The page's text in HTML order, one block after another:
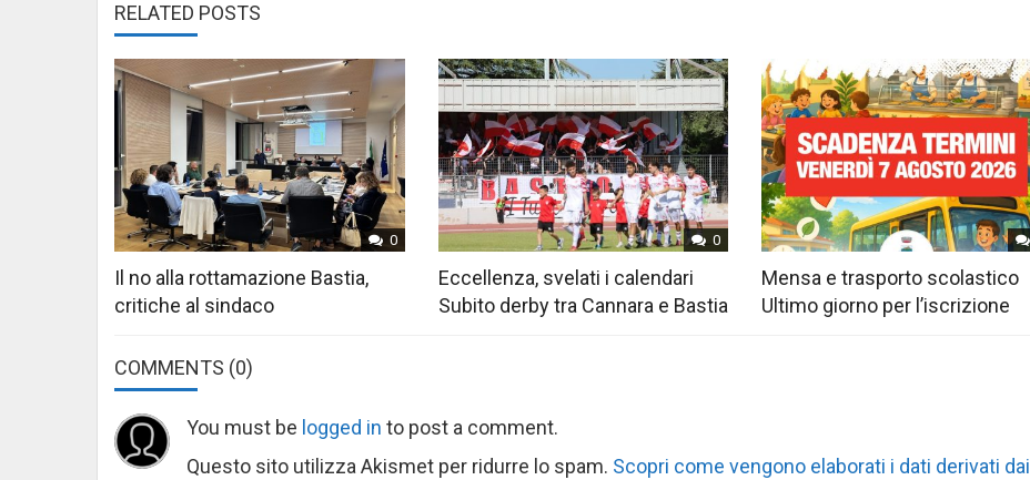
RELATED POSTS
0
Il no alla rottamazione Bastia,
critiche al sindaco
0
Eccellenza, svelati i calendari
Subito derby tra Cannara e Bastia
Mensa e trasporto scolastico
Ultimo giorno per l’iscrizione
COMMENTS (0)
You must be logged in to post a comment.
Questo sito utilizza Akismet per ridurre lo spam. Scopri come vengono elaborati i dati derivati dai